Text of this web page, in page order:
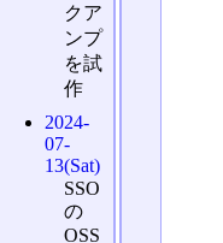
クア
ンプ
を試
作
2024-
07-
13(Sat)
SSO
の
OSS